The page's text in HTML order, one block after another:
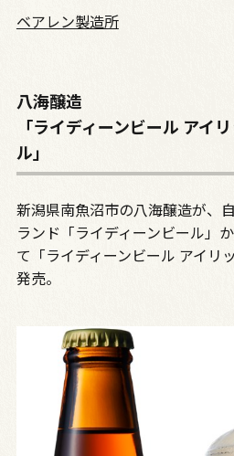
ベアレン製造所
八海醸造
「ライディーンビール アイ
ル」
新潟県南魚沼市の八海醸造が、
ランド「ライディーンビール」
て「ライディーンビール アイリ
発売。